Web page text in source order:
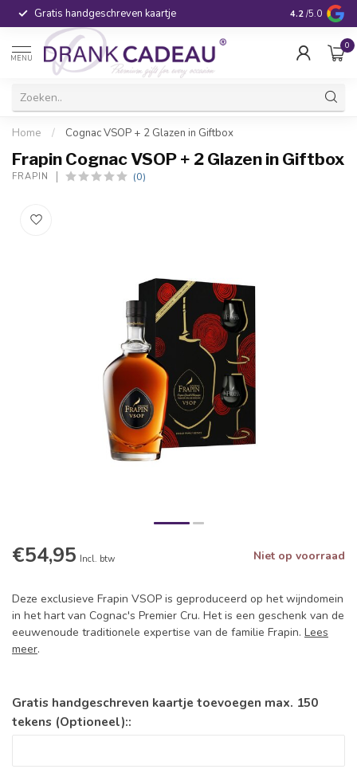
Gratis handgeschreven kaartje Voor 16:00
4.2 /5.0
MENU
0
Home / Cognac VSOP + 2 Glazen in Giftbox
Frapin Cognac VSOP + 2 Glazen in Giftbox
FRAPIN (0)
€54,95 Incl. btw Niet op voorraad
Deze exclusieve Frapin VSOP is geproduceerd op het wijndomein
in het hart van Cognac's Premier Cru. Het is een geschenk van de
eeuwenoude traditionele expertise van de familie Frapin. Lees
meer.
Gratis handgeschreven kaartje toevoegen max. 150
tekens (Optioneel)::